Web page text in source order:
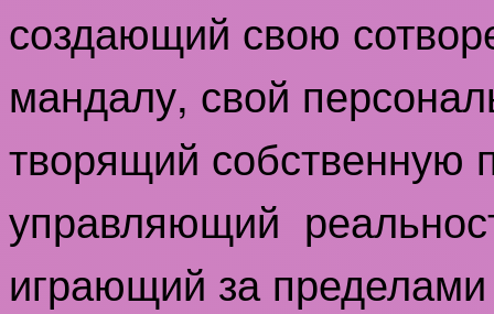
создающий свою
мандалу, свой
творящий собственную
управляющий
играющий за